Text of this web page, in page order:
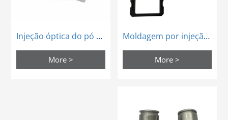
Injeção óptica do pó do metal das peças de aço inoxidável da base da comunicação 5g
More >
Moldagem por injeção de metal componente eletrônico mim sim cartão parte
More >